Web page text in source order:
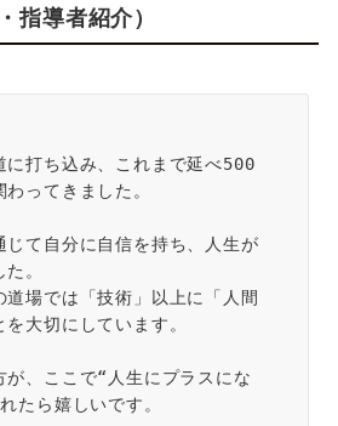
指導者紹介）
に打ち込み、これまで延べ500
ってきました。
じて自分に自信を持ち、人生が
た。
道場では「技術」以上に「人間
大切にしています。
が、ここで“人生にプラスにな
たら嬉しいです。